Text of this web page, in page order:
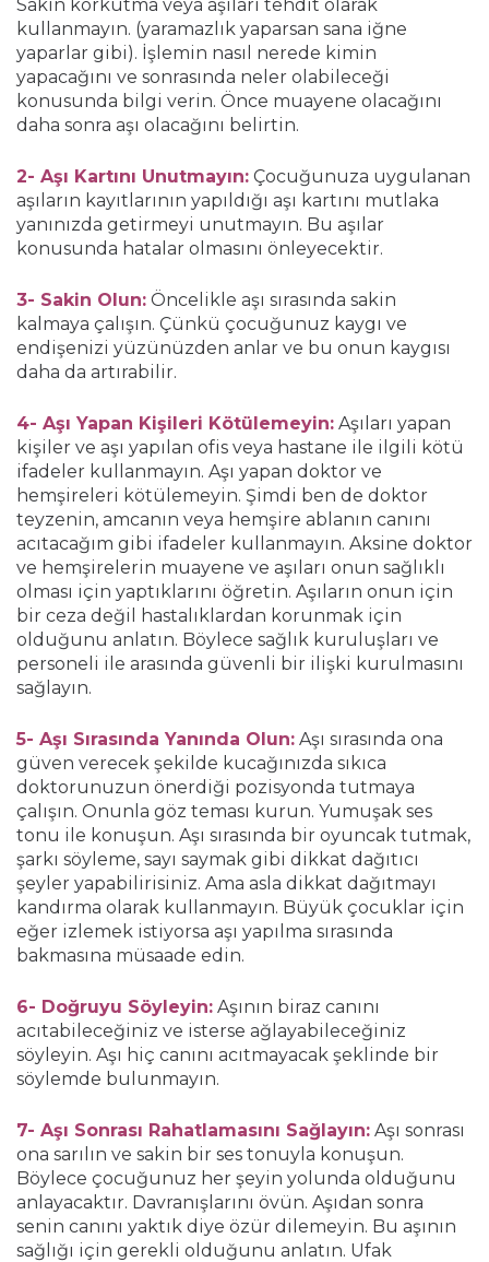
Sakın korkutma veya aşıları tehdit olarak
kullanmayın. (yaramazlık yaparsan sana iğne
yaparlar gibi). İşlemin nasıl nerede kimin
yapacağını ve sonrasında neler olabileceği
konusunda bilgi verin. Önce muayene olacağını
daha sonra aşı olacağını belirtin.
2- Aşı Kartını Unutmayın: Çocuğunuza uygulanan
aşıların kayıtlarının yapıldığı aşı kartını mutlaka
yanınızda getirmeyi unutmayın. Bu aşılar
konusunda hatalar olmasını önleyecektir.
3- Sakin Olun: Öncelikle aşı sırasında sakin
kalmaya çalışın. Çünkü çocuğunuz kaygı ve
endişenizi yüzünüzden anlar ve bu onun kaygısı
daha da artırabilir.
4- Aşı Yapan Kişileri Kötülemeyin: Aşıları yapan
kişiler ve aşı yapılan ofis veya hastane ile ilgili kötü
ifadeler kullanmayın. Aşı yapan doktor ve
hemşireleri kötülemeyin. Şimdi ben de doktor
teyzenin, amcanın veya hemşire ablanın canını
acıtacağım gibi ifadeler kullanmayın. Aksine doktor
ve hemşirelerin muayene ve aşıları onun sağlıklı
olması için yaptıklarını öğretin. Aşıların onun için
bir ceza değil hastalıklardan korunmak için
olduğunu anlatın. Böylece sağlık kuruluşları ve
personeli ile arasında güvenli bir ilişki kurulmasını
sağlayın.
5- Aşı Sırasında Yanında Olun: Aşı sırasında ona
güven verecek şekilde kucağınızda sıkıca
doktorunuzun önerdiği pozisyonda tutmaya
çalışın. Onunla göz teması kurun. Yumuşak ses
tonu ile konuşun. Aşı sırasında bir oyuncak tutmak,
şarkı söyleme, sayı saymak gibi dikkat dağıtıcı
şeyler yapabilirisiniz. Ama asla dikkat dağıtmayı
kandırma olarak kullanmayın. Büyük çocuklar için
eğer izlemek istiyorsa aşı yapılma sırasında
bakmasına müsaade edin.
6- Doğruyu Söyleyin: Aşının biraz canını
acıtabileceğiniz ve isterse ağlayabileceğiniz
söyleyin. Aşı hiç canını acıtmayacak şeklinde bir
söylemde bulunmayın.
7- Aşı Sonrası Rahatlamasını Sağlayın: Aşı sonrası
ona sarılın ve sakin bir ses tonuyla konuşun.
Böylece çocuğunuz her şeyin yolunda olduğunu
anlayacaktır. Davranışlarını övün. Aşıdan sonra
senin canını yaktık diye özür dilemeyin. Bu aşının
sağlığı için gerekli olduğunu anlatın. Ufak